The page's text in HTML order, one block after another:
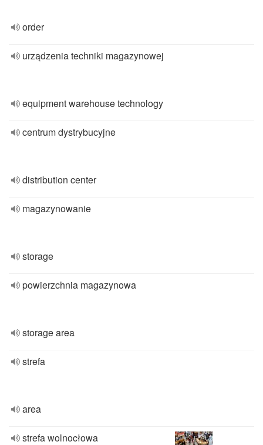
order
urządzenia techniki magazynowej
equipment warehouse technology
centrum dystrybucyjne
distribution center
magazynowanie
storage
powierzchnia magazynowa
storage area
strefa
area
strefa wolnocłowa